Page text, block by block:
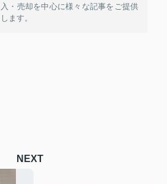
入・売却を中心に様々な記事をご提供
します。
NEXT